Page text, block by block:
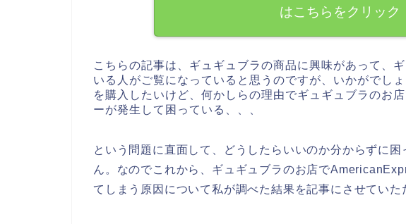
はこちらをクリック
こちらの記事は、ギュギュブラの商品に興味があって、
いる人がご覧になっていると思うのですが、いかがでし
を購入したいけど、何かしらの理由でギュギュブラのお
ーが発生して困っている、、、
という問題に直面して、どうしたらいいのか分からずに
ん。なのでこれから、ギュギュブラのお店で
てしまう原因について私が調べた結果を記事にさせていた